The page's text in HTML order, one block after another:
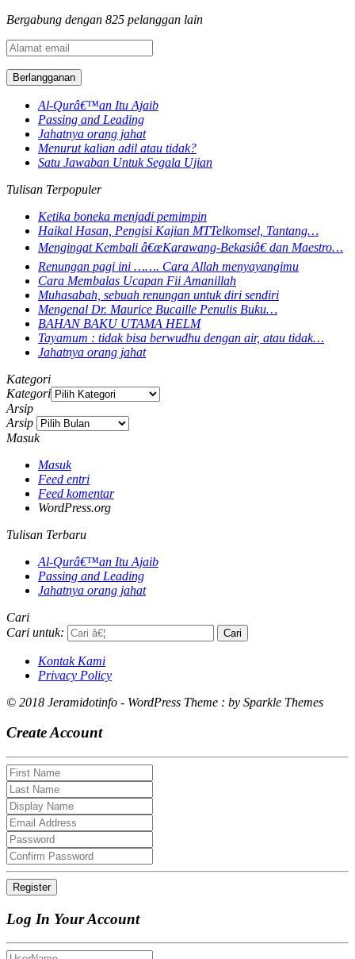
Bergabung dengan 825 pelanggan lain
Alamat
email
Al-Qurâ€™an Itu Ajaib
Passing and Leading
Jahatnya orang jahat
Menurut kalian adil atau tidak?
Satu Jawaban Untuk Segala Ujian
Tulisan Terpopuler
Ketika boneka menjadi pemimpin
Haikal Hasan, Pengisi Kajian MTTelkomsel, Tantang…
Mengingat Kembali â€œKarawang-Bekasiâ€ dan Maestro…
Renungan pagi ini ……. Cara Allah menyayangimu
Cara Membalas Ucapan Fii Amanillah
Muhasabah, sebuah renungan untuk diri sendiri
Mengenal Dr. Maurice Bucaille Penulis Buku…
BAHAN BAKU UTAMA HELM
Tayamum : tidak bisa berwudhu dengan air, atau tidak…
Jahatnya orang jahat
Kategori
Kategori
Arsip
Arsip
Masuk
Masuk
Feed entri
Feed komentar
WordPress.org
Tulisan Terbaru
Al-Qurâ€™an Itu Ajaib
Passing and Leading
Jahatnya orang jahat
Cari
Cari untuk:
Kontak Kami
Privacy Policy
© 2018 Jeramidotinfo - WordPress Theme : by Sparkle Themes
Create Account
Log In Your Account